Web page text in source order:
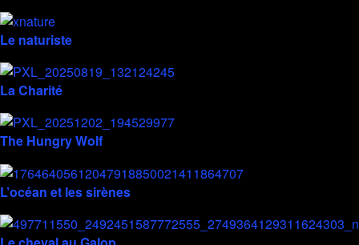
Le naturiste
La Charité
The Hungry Wolf
L’océan et les sirènes